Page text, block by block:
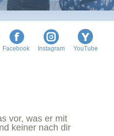
Facebook Instagram YouTube
vor, was er mit
keiner nach dir